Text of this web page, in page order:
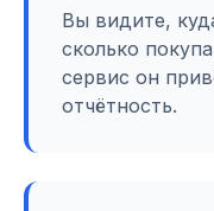
Вы видите,
сколько
сервис он
отчётность.